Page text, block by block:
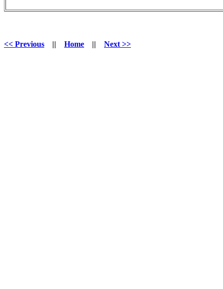
<< Previous || Home || Next >>